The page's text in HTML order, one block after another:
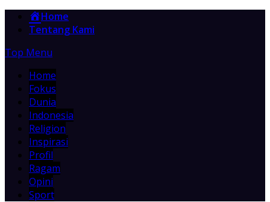
Home
Tentang Kami
Top Menu
Home
Fokus
Dunia
Indonesia
Religion
Inspirasi
Profil
Ragam
Opini
Sport